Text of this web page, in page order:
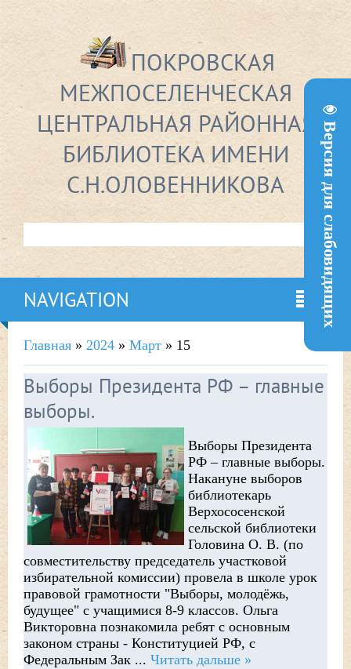
Версия для слабовидящих
ПОКРОВСКАЯ
МЕЖПОСЕЛЕНЧЕСКАЯ
ЦЕНТРАЛЬНАЯ РАЙОННАЯ
БИБЛИОТЕКА ИМЕНИ
С.Н.ОЛОВЕННИКОВА
NAVIGATION
Главная » 2024 » Март » 15
Выборы Президента РФ – главные
выборы.
Выборы Президента
РФ – главные выборы.
Накануне выборов
библиотекарь
Верхососенской
сельской библиотеки
Головина О. В. (по
совместительству председатель участковой
избирательной комиссии) провела в школе урок
правовой грамотности "Выборы, молодёжь,
будущее" с учащимися 8-9 классов. Ольга
Викторовна познакомила ребят с основным
законом страны - Конституцией РФ, с
Федеральным Зак ... Читать дальше »